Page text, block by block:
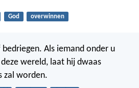
God overwinnen
Als iemand onder u
wereld, laat hij dwaas
zal worden.